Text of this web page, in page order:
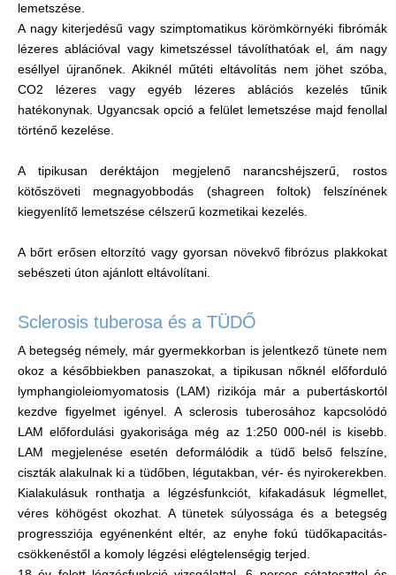
lemetszése.
A nagy kiterjedésű vagy szimptomatikus körömkörnyéki fibrómák
lézeres ablációval vagy kimetszéssel távolíthatóak el, ám nagy
eséllyel újranőnek. Akiknél műtéti eltávolítás nem jöhet szóba,
CO2 lézeres vagy egyéb lézeres ablációs kezelés tűnik
hatékonynak. Ugyancsak opció a felület lemetszése majd fenollal
történő kezelése.
A tipikusan deréktájon megjelenő narancshéjszerű, rostos
kötőszöveti megnagyobbodás (shagreen foltok) felszínének
kiegyenlítő lemetszése célszerű kozmetikai kezelés.
A bőrt erősen eltorzító vagy gyorsan növekvő fibrózus plakkokat
sebészeti úton ajánlott eltávolítani.
Sclerosis tuberosa és a TÜDŐ
A betegség némely, már gyermekkorban is jelentkező tünete nem
okoz a későbbiekben panaszokat, a tipikusan nőknél előforduló
lymphangioleiomyomatosis (LAM) rizikója már a pubertáskortól
kezdve figyelmet igényel. A sclerosis tuberosához kapcsolódó
LAM előfordulási gyakorisága még az 1:250 000-nél is kisebb.
LAM megjelenése esetén deformálódik a tüdő belső felszíne,
ciszták alakulnak ki a tüdőben, légutakban, vér- és nyirokerekben.
Kialakulásuk ronthatja a légzésfunkciót, kifakadásuk légmellet,
véres köhögést okozhat. A tünetek súlyossága és a betegség
progressziója egyénenként eltér, az enyhe fokú tüdőkapacitás-
csökkenéstől a komoly légzési elégtelenségig terjed.